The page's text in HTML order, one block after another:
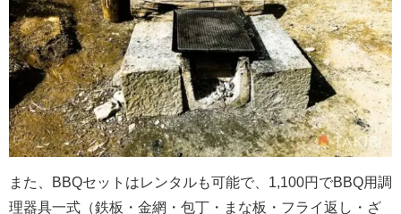
また、BBQセットはレンタルも可能で、1,100円でBBQ用調
理器具一式（鉄板・金網・包丁・まな板・フライ返し・ざ